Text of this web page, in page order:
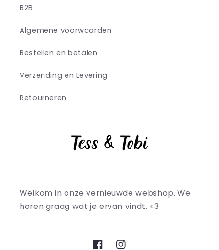
B2B
Algemene voorwaarden
Bestellen en betalen
Verzending en Levering
Retourneren
Welkom in onze vernieuwde webshop. We
horen graag wat je ervan vindt. <3